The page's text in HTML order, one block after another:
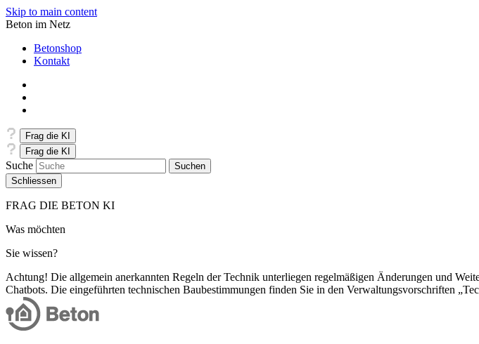
Skip to main content
Beton im Netz
Betonshop
Kontakt
Frag die KI
Frag die KI
Suche
Schliessen
FRAG DIE BETON KI
Was möchten
Sie wissen?
Achtung! Die allgemein anerkannten Regeln der Technik unterliegen regelmäßigen Änderungen und
Chatbots. Die eingeführten technischen Baubestimmungen finden Sie in den Verwaltungsvorschriften